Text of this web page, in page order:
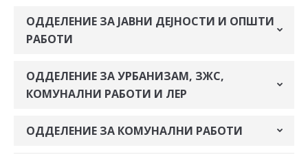
ОДДЕЛЕНИЕ ЗА ЈАВНИ ДЕЈНОСТИ И ОПШТИ
РАБОТИ
ОДДЕЛЕНИЕ ЗА УРБАНИЗАМ, ЗЖС,
КОМУНАЛНИ РАБОТИ И ЛЕР
ОДДЕЛЕНИЕ ЗА КОМУНАЛНИ РАБОТИ